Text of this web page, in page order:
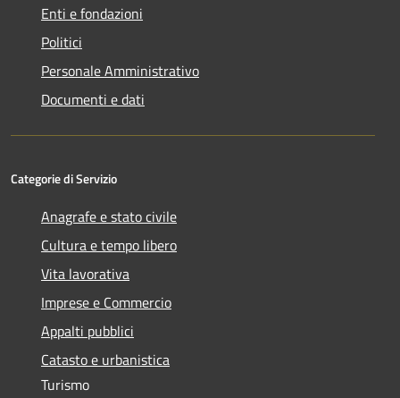
Enti e fondazioni
Politici
Personale Amministrativo
Documenti e dati
Categorie di Servizio
Anagrafe e stato civile
Cultura e tempo libero
Vita lavorativa
Imprese e Commercio
Appalti pubblici
Catasto e urbanistica
Turismo